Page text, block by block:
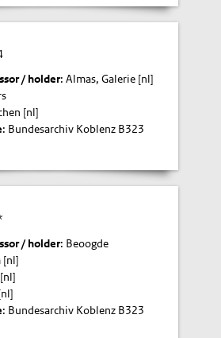
/ holder: Almas, Galerie [nl]
[nl]
: Bundesarchiv Koblenz B323
/ holder: Beoogde
[nl]
: Bundesarchiv Koblenz B323